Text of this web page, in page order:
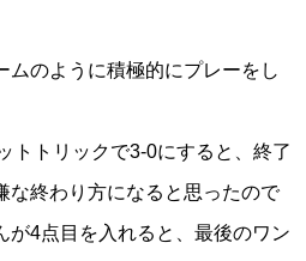
ムのように積極的にプレーをし
トトリックで3-0にすると、終了
な終わり方になると思ったので
が4点目を入れると、最後のワン